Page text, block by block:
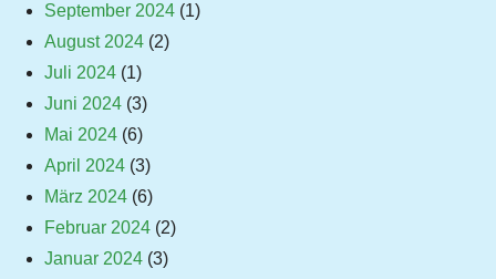
September 2024 (1)
August 2024 (2)
Juli 2024 (1)
Juni 2024 (3)
Mai 2024 (6)
April 2024 (3)
März 2024 (6)
Februar 2024 (2)
Januar 2024 (3)